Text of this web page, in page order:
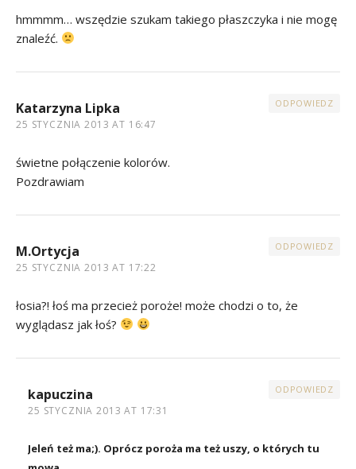
hmmmm… wszędzie szukam takiego płaszczyka i nie mogę
znaleźć.
Katarzyna Lipka
25 STYCZNIA 2013 AT 16:47
ODPOWIEDZ
świetne połączenie kolorów.
Pozdrawiam
M.Ortycja
25 STYCZNIA 2013 AT 17:22
ODPOWIEDZ
łosia?! łoś ma przecież poroże! może chodzi o to, że
wyglądasz jak łoś?
kapuczina
25 STYCZNIA 2013 AT 17:31
ODPOWIEDZ
Jeleń też ma;). Oprócz poroża ma też uszy, o których tu